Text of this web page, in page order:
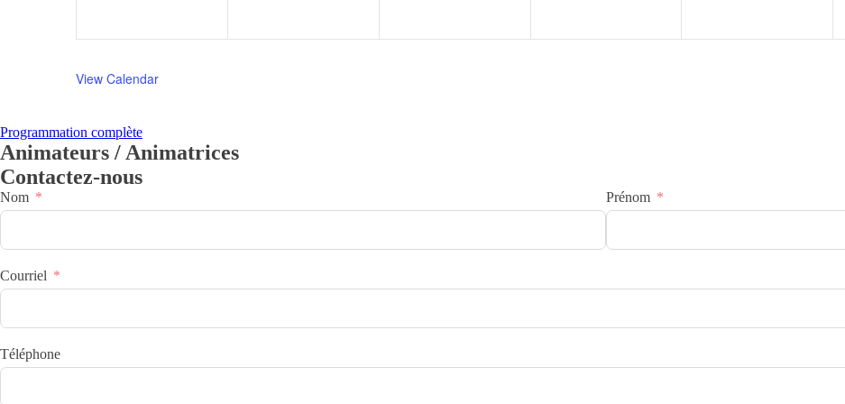
View Calendar
Programmation complète
Animateurs / Animatrices
Contactez-nous
Nom Prénom
Courriel
Téléphone